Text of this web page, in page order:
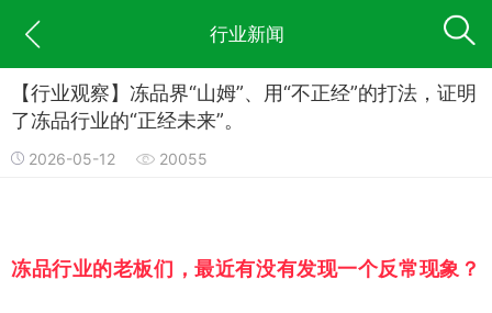
行业新闻
【行业观察】冻品界“山姆”、用“不正经”的打法，证明
了冻品行业的“正经未来”。
2026-05-12 20055
冻品行业的老板们，最近有没有发现一个反常现象？